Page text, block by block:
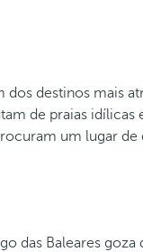
dos destinos mais
de praias
um lugar
das Baleares